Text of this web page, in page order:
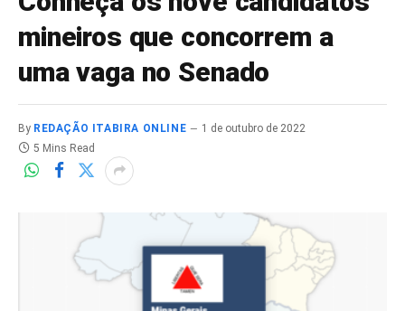
mineiros que concorrem a
uma vaga no Senado
By REDAÇÃO ITABIRA ONLINE
1 de outubro de 2022
5 Mins Read